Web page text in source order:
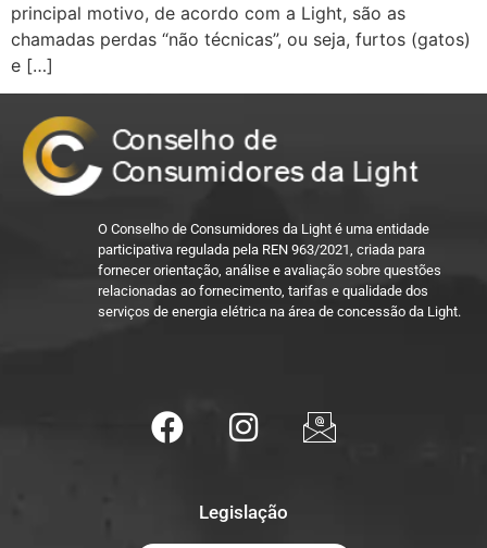
principal motivo, de acordo com a Light, são as
chamadas perdas “não técnicas”, ou seja, furtos (gatos)
e […]
O Conselho de Consumidores da Light é uma entidade
participativa regulada pela REN 963/2021, criada para
fornecer orientação, análise e avaliação sobre questões
relacionadas ao fornecimento, tarifas e qualidade dos
serviços de energia elétrica na área de concessão da Light.
Legislação